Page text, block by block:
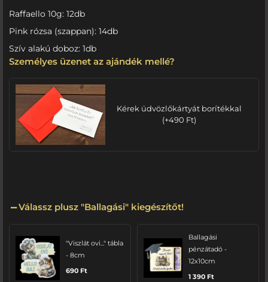
Raffaello 10g: 12db
Pink rózsa (szappan): 14db
Szív alakú doboz: 1db
Személyes üzenet az ajándék mellé?
Kérek üdvözlőkártyát borítékkal
(+490 Ft)
Válassz plusz "Ballagási" kiegészítőt!
"Viszlát ovi..." tábla
- 8cm
690 Ft
Ballagási
pénzátadó -
12x10cm
1 390 Ft